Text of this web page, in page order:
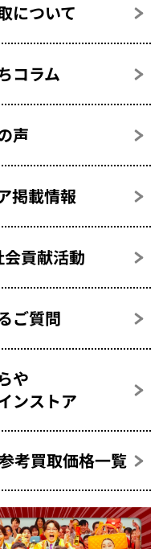
について
コラム
声
掲載情報
貢献活動
ご質問
や
ンストア
考買取価格一覧